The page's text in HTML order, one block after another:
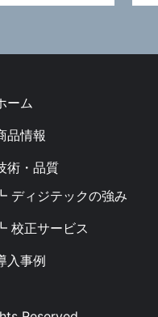
ーム
品情報
術・品質
┗ ディジテックの強み
┗ 校正サービス
入事例